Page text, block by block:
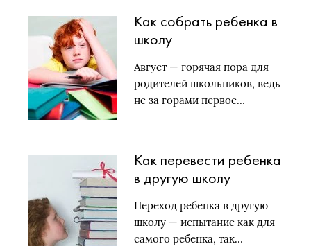
Как собрать ребенка в
школу
Август — горячая пора для
родителей школьников, ведь
не за горами первое…
Как перевести ребенка
в другую школу
Переход ребенка в другую
школу — испытание как для
самого ребенка, так…